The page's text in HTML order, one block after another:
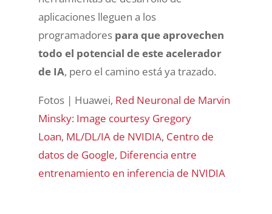
aplicaciones lleguen a los
programadores para que aprovechen
todo el potencial de este acelerador
de IA, pero el camino está ya trazado.
Fotos | Huawei, Red Neuronal de Marvin
Minsky: Image courtesy Gregory
Loan, ML/DL/IA de NVIDIA, Centro de
datos de Google, Diferencia entre
entrenamiento en inferencia de NVIDIA